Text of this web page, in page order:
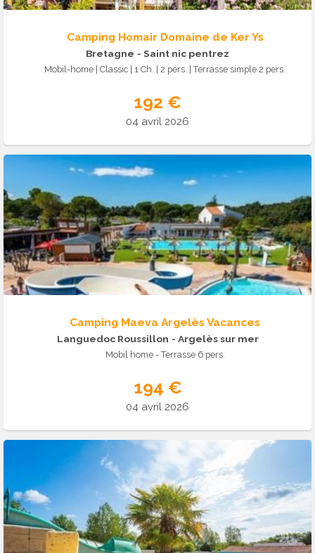
Camping Homair Domaine de Ker Ys
Bretagne - Saint nic pentrez
Mobil-home | Classic | 1 Ch. | 2 pers. | Terrasse simple 2 pers.
192 €
04 avril 2026
Camping Maeva Argelès Vacances
Languedoc Roussillon - Argelès sur mer
Mobil home - Terrasse 6 pers.
194 €
04 avril 2026